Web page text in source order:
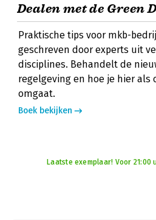
Dealen met de Green
Praktische tips voor mkb-
geschreven door experts uit
disciplines. Behandelt de
regelgeving en hoe je hier als
omgaat.
Boek bekijken
Laatste exemplaar! Voor